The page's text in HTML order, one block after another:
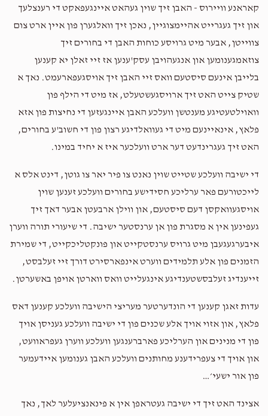
קאראנע וויירוס - האבן זיך שוין געהאט איינגעפאקט די רענצלעך
און זיך געגרייט אהיימצוגיין, נאכן זיך וואלגערן פון איין ארט צום
צווייטן, אבער מיט גרויסע כוחות האבן די בחורים זיך
צוזאמגענומען און אנגעהויבן עסק'ענען אז זיי זאלן יא קענען
בלייבן אינעם סיסטעם וואס זיי האבן זיך אויסגעפארעמט. נאך א
שטיק צייט האט זיך ארויסגעשטעלט, אז מיט די הילף פון
וואוילטעטיגע מענטשן וועלכע האבן איינגעזען די נחיצות פון אזא
פלאץ, אינאיינעם מיט די געוואלדיגע רצון פון די חשוב'ע בחורים,
האט זיך געגרינדעט דער ארט וועלכער איז א יחיד במינו.
די ישיבה וועלכע שטייט שוין נאנט צו פיר יאר צו גוטן, דינט אלס א
לייכטורעם פאר ערליכע חסידישע בחורים וועלכע זענען שוין
אויסגעוואקסן דעם סיסטעם, און ווילן ארבעטן אבער דאך זיך
געפינען אין א מסגרת פון אן ערנסטער ישיבה. די שיעורי תורה ווערן
איבערגעגעבן מיט גרויס ערנסטקייט און פונקטליכקייט, די שמירת
הזמנים פון אלע תלמידים ווערט אינפארסירט דורך זיי זעלבסט,
זייענדיג זעלבסשטענדיגע אינגעלייט וואס ווארטן אויפן באשערטן.
עדות זאגן קענען די הונדערטער מעריצי הישיבה וועלכע קענען דאס
פלאץ, און אזוי אויך אלע שכנים פון די ישיבה וועלכע געניסן אויך
פון די מנינים און הערליכע פארברענגען וועלכע ווערן געפראוועט,
און אויך די צעפרידענע מחותנים וועלכע האבן גענומען איידעמער
פון אור ישעי׳…
אצינד האט זיך די ישיבה געטראפן אין א פינאנציעלער לאך, נאך